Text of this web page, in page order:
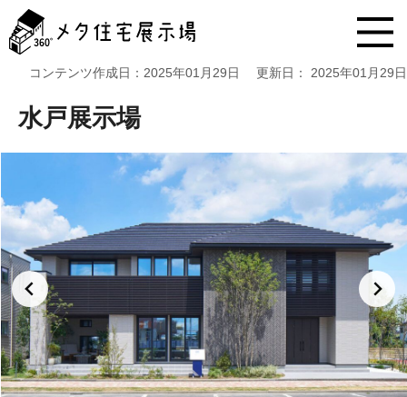
タ
住
ン
ツ
ス
キ
ッ
プ
コンテンツ作成日： 2025年01月29日 更新日： 2025年01月29日
水戸展示場